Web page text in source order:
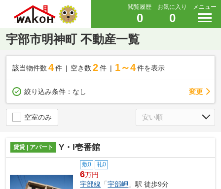
閲覧履歴
0
お気に入り
0
メニュー
宇部市明神町 不動産一覧
該当物件数 4件 空き数 2 件 1～4 件を表示
絞り込み条件： なし 変更
空室のみ
賃貸 | アパート Y・I壱番館
敷0 礼0
6万円
宇部線 「宇部岬 」駅 徒歩9分